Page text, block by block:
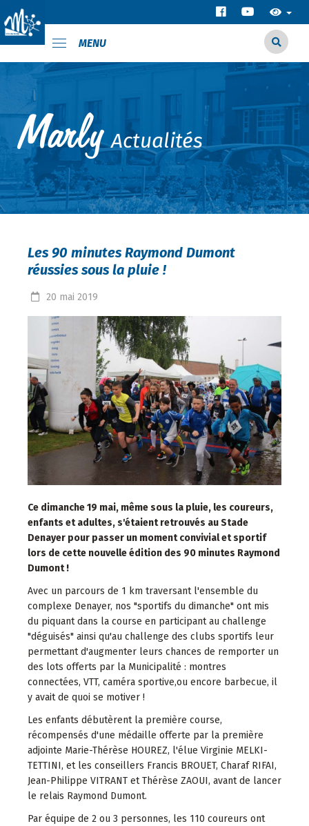
MENU
Actualités
Les 90 minutes Raymond Dumont
réussies sous la pluie !
20 mai 2019
Ce dimanche 19 mai, même sous la pluie, les coureurs,
enfants et adultes, s'étaient retrouvés au Stade
Denayer pour passer un moment convivial et sportif
lors de cette nouvelle édition des 90 minutes Raymond
Dumont !
Avec un parcours de 1 km traversant l'ensemble du
complexe Denayer, nos "sportifs du dimanche" ont mis
du piquant dans la course en participant au challenge
"déguisés" ainsi qu'au challenge des clubs sportifs leur
permettant d'augmenter leurs chances de remporter un
des lots offerts par la Municipalité : montres
connectées, VTT, caméra sportive,ou encore barbecue, il
y avait de quoi se motiver !
Les enfants débutèrent la première course,
récompensés d'une médaille offerte par la première
adjointe Marie-Thérèse HOUREZ, l'élue Virginie MELKI-
TETTINI, et les conseillers Francis BROUET, Charaf RIFAI,
Jean-Philippe VITRANT et Thérèse ZAOUI, avant de lancer
le relais Raymond Dumont.
Par équipe de 2 ou 3 personnes, les 110 coureurs ont